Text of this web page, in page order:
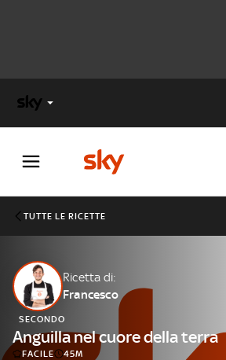
Cos’altro vedere:
PROGRAMMI SKY
Un mondo di offerte:
SKY.IT
NOW
TUTTE LE RICETTE
Ricetta di:
Francesco
SECONDO
Anguilla nel cuore della terra
FACILE 45M